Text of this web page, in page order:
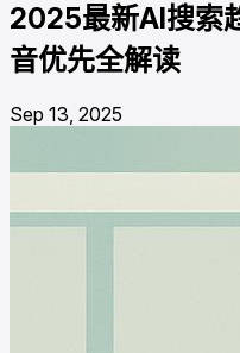
2025最新AI搜索
音优先全解读
Sep 13, 2025